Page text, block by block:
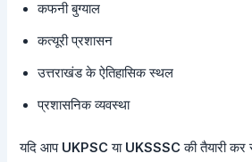
कफनी बुग्याल
कत्यूरी प्रशासन
उत्तराखंड के ऐतिहासिक स्थल
प्रशासनिक व्यवस्था
यदि आप UKPSCया UKSSSCकी तैयारी कर